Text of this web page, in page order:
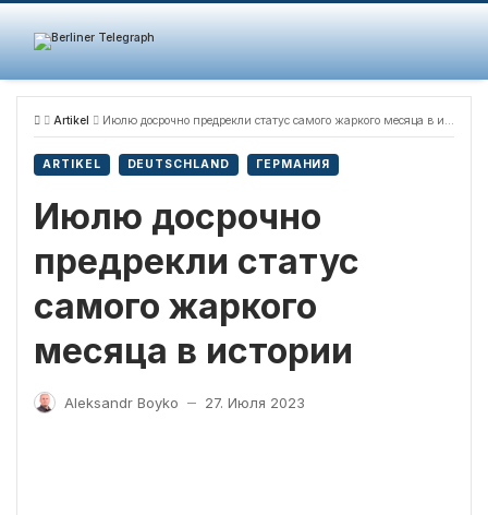
Skip
content
Artikel Июлю досрочно предрекли статус самого жаркого месяца в истории
ARTIKEL DEUTSCHLAND ГЕРМАНИЯ
Июлю досрочно
предрекли статус
самого жаркого
месяца в истории
Aleksandr Boyko — 27. Июля 2023